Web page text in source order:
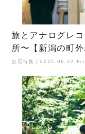
旅とアナログレ
所〜【新潟の町
お店特集｜2025.08.22 Fri